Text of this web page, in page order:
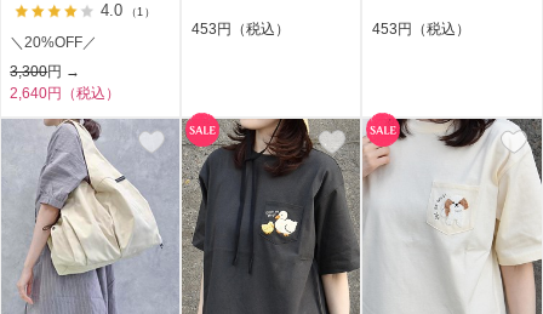
4.0 （1）
＼20%OFF／
3,300円 →
2,640円（税込）
453円（税込） 453円（税込）